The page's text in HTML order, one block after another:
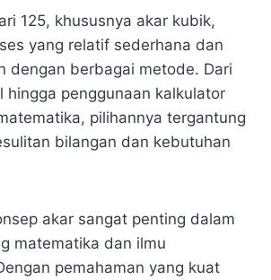
125, khususnya akar kubik,
yang relatif sederhana dan
dengan berbagai metode. Dari
hingga penggunaan kalkulator
pilihannya tergantung
bilangan dan kebutuhan
akar sangat penting dalam
matematika dan ilmu
pemahaman yang kuat